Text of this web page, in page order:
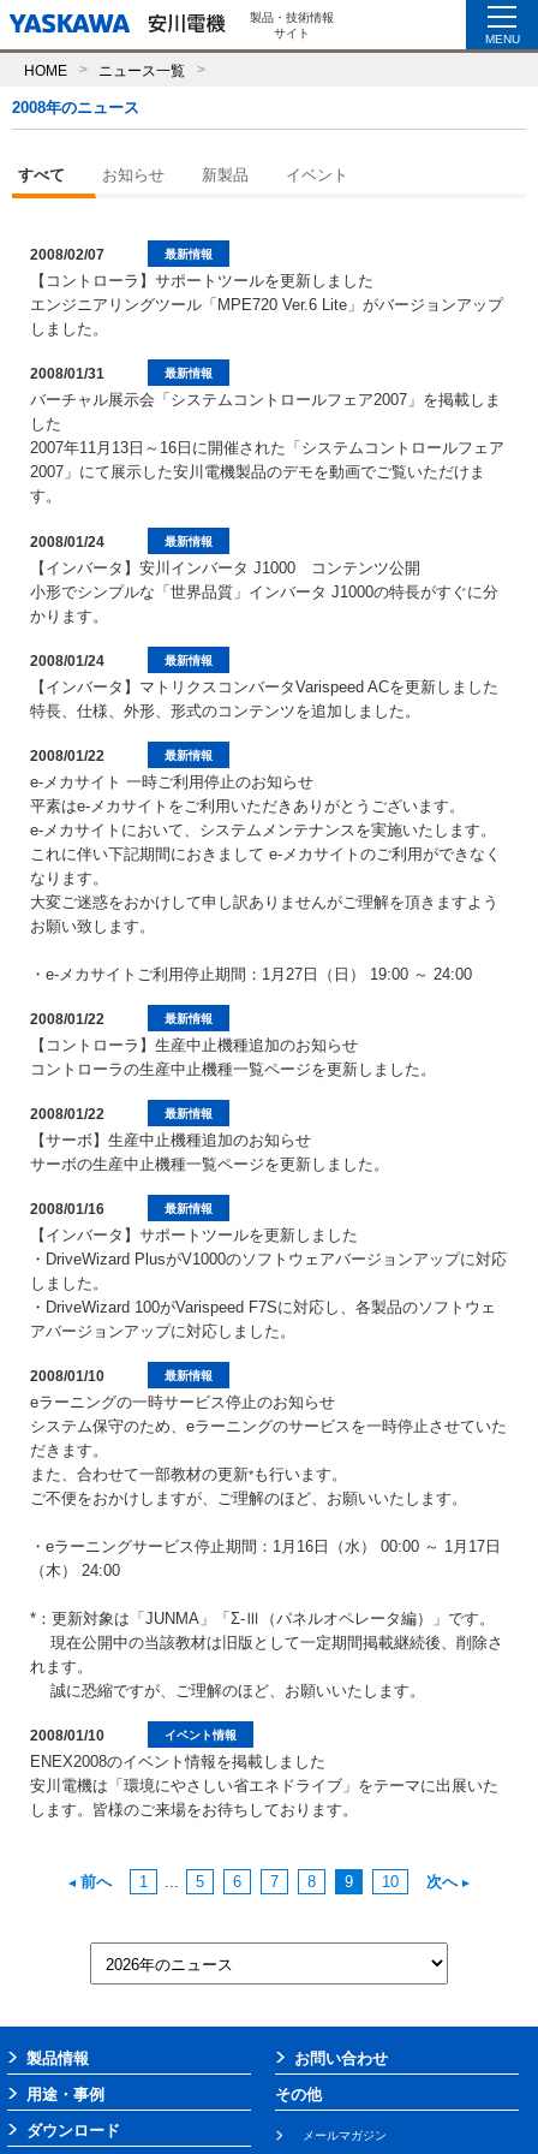
製品・技術情報
サイト
MENU
HOME ニュース一覧
2008年のニュース
すべて お知らせ 新製品 イベント
最新情報
2008/02/07
【コントローラ】サポートツールを更新しました
エンジニアリングツール「MPE720 Ver.6 Lite」がバージョンアップ
しました。
最新情報
2008/01/31
バーチャル展示会「システムコントロールフェア2007」を掲載しま
した
2007年11月13日～16日に開催された「システムコントロールフェア
2007」にて展示した安川電機製品のデモを動画でご覧いただけま
す。
最新情報
2008/01/24
【インバータ】安川インバータ J1000 コンテンツ公開
小形でシンプルな「世界品質」インバータ J1000の特長がすぐに分
かります。
最新情報
2008/01/24
【インバータ】マトリクスコンバータVarispeed ACを更新しました
特長、仕様、外形、形式のコンテンツを追加しました。
最新情報
2008/01/22
e-メカサイト 一時ご利用停止のお知らせ
平素はe-メカサイトをご利用いただきありがとうございます。
e-メカサイトにおいて、システムメンテナンスを実施いたします。
これに伴い下記期間におきまして e-メカサイトのご利用ができなく
なります。
大変ご迷惑をおかけして申し訳ありませんがご理解を頂きますよう
お願い致します。
・e-メカサイトご利用停止期間：1月27日（日） 19:00 ～ 24:00
最新情報
2008/01/22
【コントローラ】生産中止機種追加のお知らせ
コントローラの生産中止機種一覧ページを更新しました。
最新情報
2008/01/22
【サーボ】生産中止機種追加のお知らせ
サーボの生産中止機種一覧ページを更新しました。
最新情報
2008/01/16
【インバータ】サポートツールを更新しました
・DriveWizard PlusがV1000のソフトウェアバージョンアップに対応
しました。
・DriveWizard 100がVarispeed F7Sに対応し、各製品のソフトウェ
アバージョンアップに対応しました。
最新情報
2008/01/10
eラーニングの一時サービス停止のお知らせ
システム保守のため、eラーニングのサービスを一時停止させていた
だきます。
また、合わせて一部教材の更新*も行います。
ご不便をおかけしますが、ご理解のほど、お願いいたします。
・eラーニングサービス停止期間：1月16日（水） 00:00 ～ 1月17日
（木） 24:00
*：更新対象は「JUNMA」「Σ-Ⅲ（パネルオペレータ編）」です。
現在公開中の当該教材は旧版として一定期間掲載継続後、削除さ
れます。
誠に恐縮ですが、ご理解のほど、お願いいたします。
イベント情報
2008/01/10
ENEX2008のイベント情報を掲載しました
安川電機は「環境にやさしい省エネドライブ」をテーマに出展いた
します。皆様のご来場をお待ちしております。
前へ 1 ... 5 6 7 8 9 10 次へ
製品情報
用途・事例
ダウンロード
お問い合わせ
その他
メールマガジン